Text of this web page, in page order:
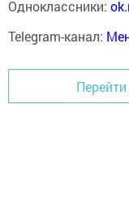
Одноклассники:
Telegram-канал: